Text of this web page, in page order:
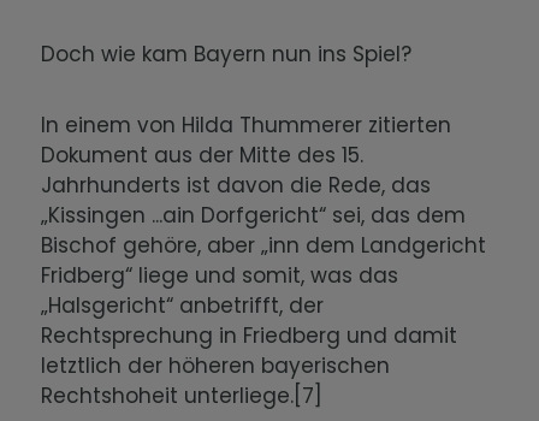
Doch wie kam Bayern nun ins Spiel?
In einem von Hilda Thummerer zitierten
Dokument aus der Mitte des 15.
Jahrhunderts ist davon die Rede, das
„Kissingen ...ain Dorfgericht“ sei, das dem
Bischof gehöre, aber „inn dem Landgericht
Fridberg“ liege und somit, was das
„Halsgericht“ anbetrifft, der
Rechtsprechung in Friedberg und damit
letztlich der höheren bayerischen
Rechtshoheit unterliege.[7]